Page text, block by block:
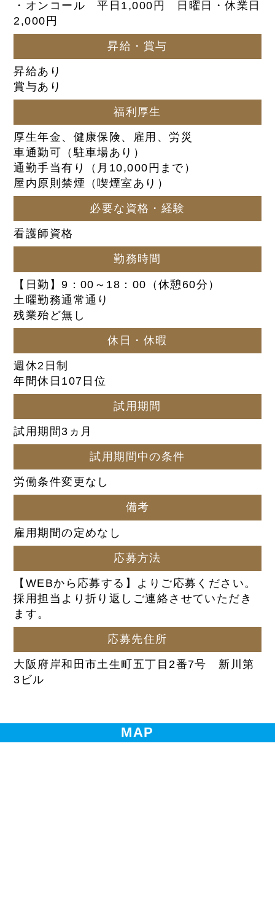
・オンコール 平日1,000円 日曜日・休業日
2,000円
昇給・賞与
昇給あり
賞与あり
福利厚生
厚生年金、健康保険、雇用、労災
車通勤可（駐車場あり）
通勤手当有り（月10,000円まで）
屋内原則禁煙（喫煙室あり）
必要な資格・経験
看護師資格
勤務時間
【日勤】9：00～18：00（休憩60分）
土曜勤務通常通り
残業殆ど無し
休日・休暇
週休2日制
年間休日107日位
試用期間
試用期間3ヵ月
試用期間中の条件
労働条件変更なし
備考
雇用期間の定めなし
応募方法
【WEBから応募する】よりご応募ください。
採用担当より折り返しご連絡させていただき
ます。
応募先住所
大阪府岸和田市土生町五丁目2番7号 新川第
3ビル
MAP